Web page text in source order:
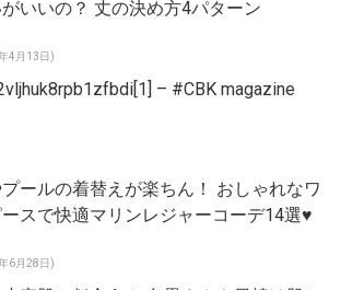
がいいの？ 丈の決め方4パターン
4月13日)
– #CBK magazine
ールの着替えが楽ちん！ おしゃれなワ
ースで快適マリンレジャーコーデ14選♥
6月28日)